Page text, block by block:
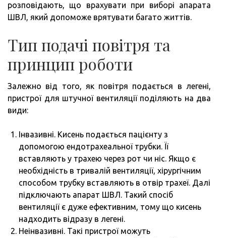
розповідають, що врахувати при виборі апарата
ШВЛ, який допоможе врятувати багато життів.
Тип подачі повітря та
принцип роботи
Залежно від того, як повітря подається в легені,
пристрої для штучної вентиляції поділяють на два
види:
Інвазивні. Кисень подається пацієнту з
допомогою ендотрахеальної трубки. Її
вставляють у трахею через рот чи ніс. Якщо є
необхідність в тривалій вентиляції, хірургічним
способом трубку вставляють в отвір трахеї. Далі
підключають апарат ШВЛ. Такий спосіб
вентиляції є дуже ефективним, тому що кисень
надходить відразу в легені.
Неінвазивні. Такі пристрої можуть